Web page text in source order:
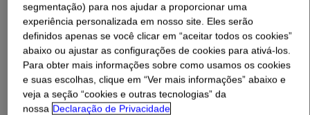
O que éPRIMAL™ HS-11 Water-Borne Binder?
Mechanically-stable, acrylic binder for non-wovens.
segmentação) para nos ajudar a proporcionar uma
experiência personalizada em nosso site. Eles serão
definidos apenas se você clicar em “aceitar todos os cookies”
abaixo ou ajustar as configurações de cookies para ativá-los.
Para obter mais informações sobre como usamos os cookies
e suas escolhas, clique em “Ver mais informações” abaixo e
veja a seção “cookies e outras tecnologias” da
nossa Declaração de Privacidade